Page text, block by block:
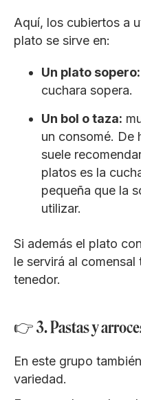
Aquí, los cubiertos a
plato se sirve en:
Un plato sopero:
cuchara sopera.
Un bol o taza:
un consomé. De
suele
platos es la
pequeña que la
utilizar.
Si además el plato
le servirá al
tenedor.
👉 3. Pastas y
En este grupo
variedad.